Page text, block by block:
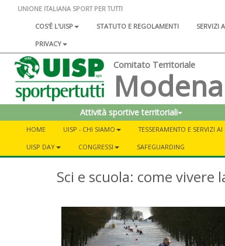
UNIONE ITALIANA SPORT PER TUTTI
COS'È L'UISP
STATUTO E REGOLAMENTI SERVIZI
PRIVACY
Comitato Territoriale
Modena
Attività sportive territoriali
HOME UISP - CHI SIAMO TESSERAMENTO E SERVIZI AI
UISP DAY
CONGRESSI SAFEGUARDING
Sci e scuola: come vivere